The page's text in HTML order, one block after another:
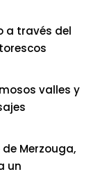
a través del
valles y
Merzouga,
un